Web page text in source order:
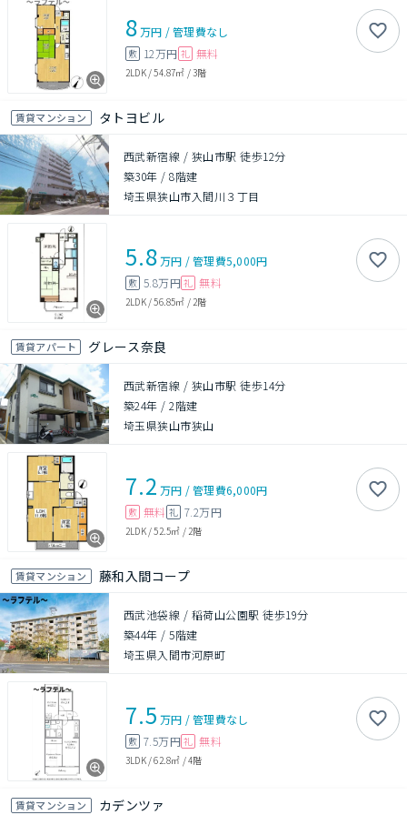
8万円 /管理費なし
敷 12万円 礼 無料
2LDK/54.87㎡ /3階
賃貸マンション タトヨビル
西武新宿線 / 狭山市駅 徒歩12分
築30年 /8階建
埼玉県狭山市入間川３丁目
5.8万円 /管理費5,000円
敷 5.8万円 礼 無料
2LDK/56.85㎡ / 2階
賃貸アパート グレース奈良
西武新宿線 / 狭山市駅 徒歩14分
築24年 /2階建
埼玉県狭山市狭山
7.2 万円 /管理費6,000円
敷 無料 礼 7.2万円
2LDK/52.5㎡ / 2階
賃貸マンション 藤和入間コープ
西武池袋線 / 稲荷山公園駅 徒歩19分
築44年 /5階建
埼玉県入間市河原町
7.5 万円 /管理費なし
敷 7.5万円 礼 無料
3LDK/62.8㎡ /4階
賃貸マンション カデンツァ